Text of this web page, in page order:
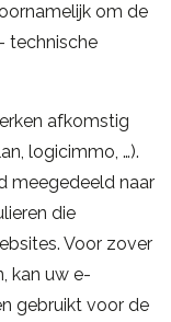
om de
technische
afkomstig
logicimmo, …).
meegedeeld naar
die
Voor zover
kan uw e-
gebruikt voor de